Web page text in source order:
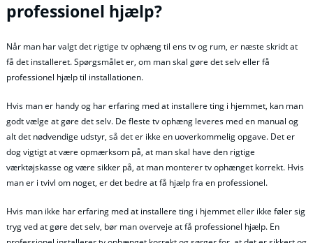
professionel hjælp?
Når man har valgt det rigtige tv ophæng til ens tv og rum, er næste skridt at
få det installeret. Spørgsmålet er, om man skal gøre det selv eller få
professionel hjælp til installationen.
Hvis man er handy og har erfaring med at installere ting i hjemmet, kan man
godt vælge at gøre det selv. De fleste tv ophæng leveres med en manual og
alt det nødvendige udstyr, så det er ikke en uoverkommelig opgave. Det er
dog vigtigt at være opmærksom på, at man skal have den rigtige
værktøjskasse og være sikker på, at man monterer tv ophænget korrekt. Hvis
man er i tvivl om noget, er det bedre at få hjælp fra en professionel.
Hvis man ikke har erfaring med at installere ting i hjemmet eller ikke føler sig
tryg ved at gøre det selv, bør man overveje at få professionel hjælp. En